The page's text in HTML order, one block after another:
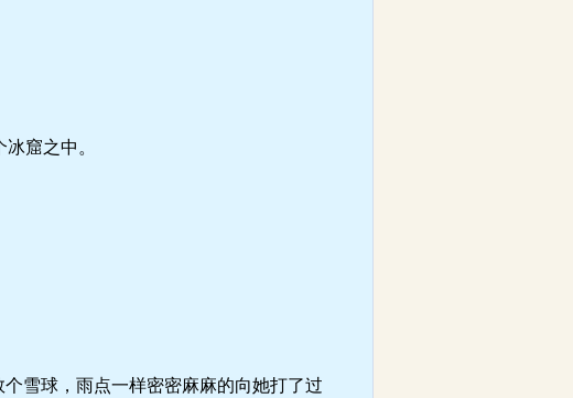
窟之中。
雪球，雨点一样密密麻麻的向她打了过